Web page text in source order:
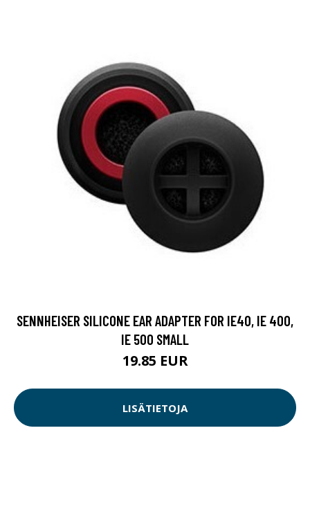
SENNHEISER SILICONE EAR ADAPTER FOR IE40, IE 400,
IE 500 SMALL
19.85 EUR
LISÄTIETOJA